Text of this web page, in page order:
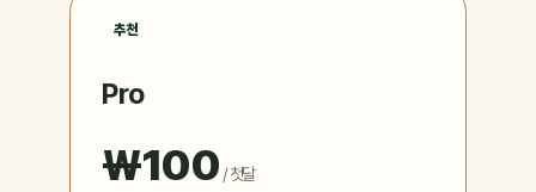
추천
Pro
₩100 / 첫달